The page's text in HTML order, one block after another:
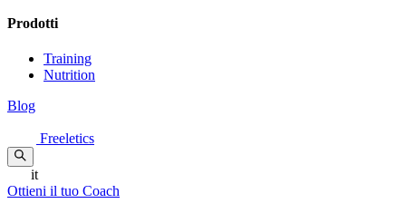
Prodotti
Training
Nutrition
Blog
Freeletics
it
Ottieni il tuo Coach